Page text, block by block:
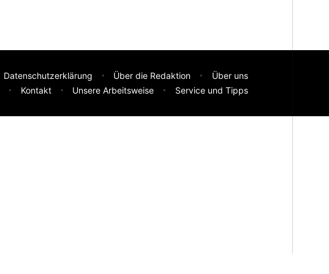
Datenschutzerklärung Über die Redaktion
Über uns
Kontakt Unsere Arbeitsweise Service und Tipps